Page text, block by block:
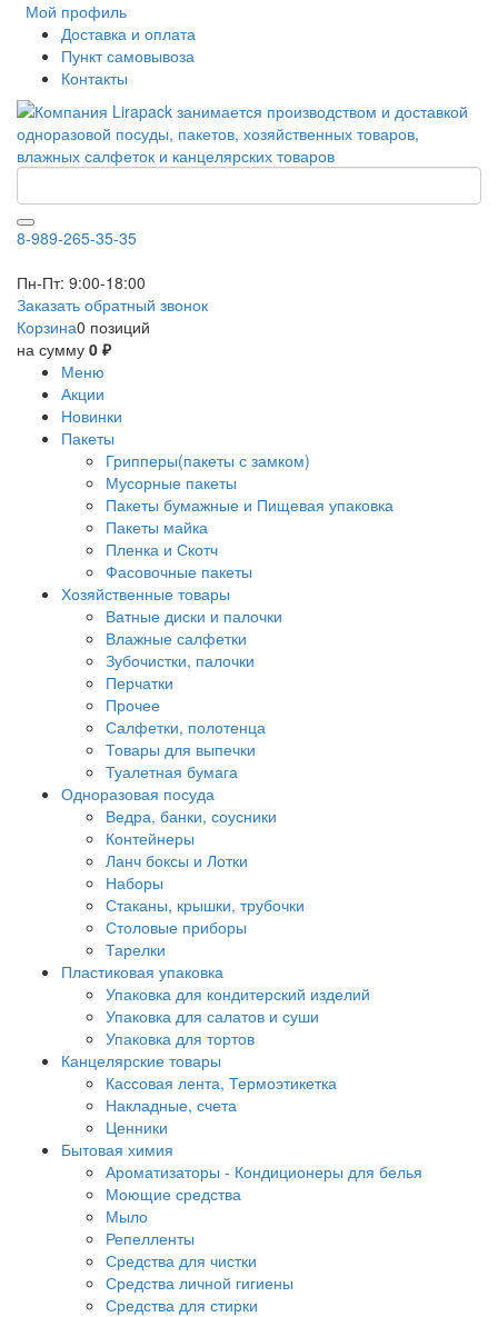
Мой профиль
Доставка и оплата
Пункт самовывоза
Контакты
8-989-265-35-35
Пн-Пт: 9:00-18:00
Заказать обратный звонок
Корзина0 позиций
на сумму 0 ₽
Меню
Акции
Новинки
Пакеты
Грипперы(пакеты с замком)
Мусорные пакеты
Пакеты бумажные и Пищевая упаковка
Пакеты майка
Пленка и Скотч
Фасовочные пакеты
Хозяйственные товары
Ватные диски и палочки
Влажные салфетки
Зубочистки, палочки
Перчатки
Прочее
Салфетки, полотенца
Товары для выпечки
Туалетная бумага
Одноразовая посуда
Ведра, банки, соусники
Контейнеры
Ланч боксы и Лотки
Наборы
Стаканы, крышки, трубочки
Столовые приборы
Тарелки
Пластиковая упаковка
Упаковка для кондитерский изделий
Упаковка для салатов и суши
Упаковка для тортов
Канцелярские товары
Кассовая лента, Термоэтикетка
Накладные, счета
Ценники
Бытовая химия
Ароматизаторы - Кондиционеры для белья
Моющие средства
Мыло
Репелленты
Средства для чистки
Средства личной гигиены
Средства для стирки